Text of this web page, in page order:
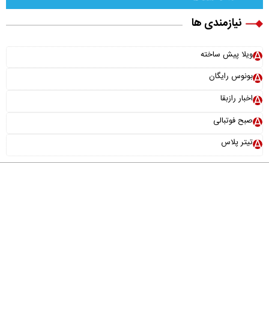
نیازمندی ها
ویلا پیش ساخته
بونوس رایگان
اخبار رازبقا
صبح فوتبالی
تیتر پلاس